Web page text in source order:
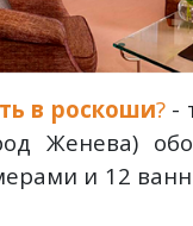
в роскоши? -
Женева)
и 12